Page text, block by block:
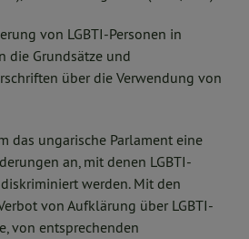
von LGBTI-Personen in
die Grundsätze und
über die Verwendung von
das ungarische Parlament eine
an, mit denen LGBTI-
werden. Mit den
von Aufklärung über LGBTI-
von entsprechenden